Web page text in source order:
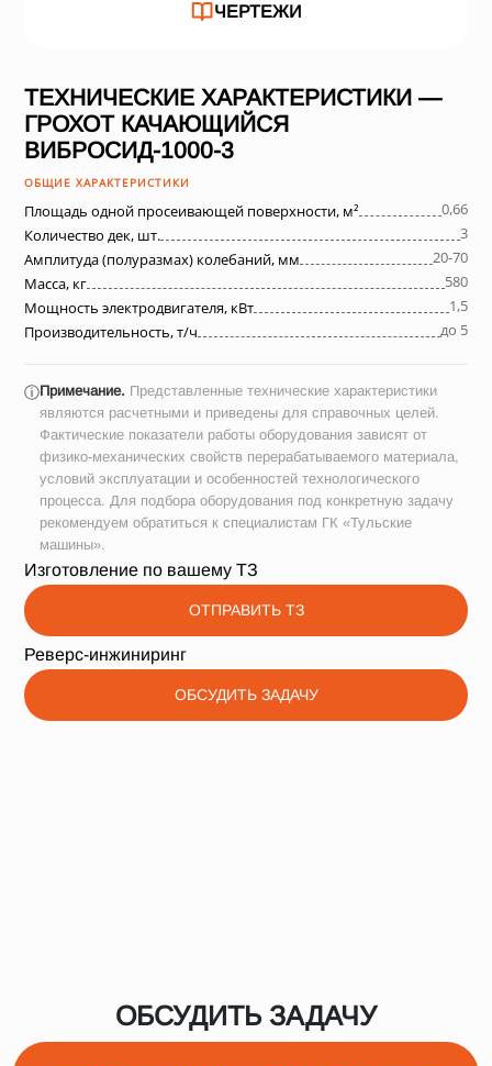
ЧЕРТЕЖИ
ТЕХНИЧЕСКИЕ ХАРАКТЕРИСТИКИ —
ГРОХОТ КАЧАЮЩИЙСЯ
ВИБРОСИД-1000-3
ОБЩИЕ ХАРАКТЕРИСТИКИ
Площадь одной просеивающей поверхности, м²
0,66
Количество дек, шт.
3
Амплитуда (полуразмах) колебаний, мм
20-70
Масса, кг
580
Мощность электродвигателя, кВт
1,5
Производительность, т/ч
до 5
ⓘПримечание. Представленные технические характеристики
являются расчетными и приведены для справочных целей.
Фактические показатели работы оборудования зависят от
физико-механических свойств перерабатываемого материала,
условий эксплуатации и особенностей технологического
процесса. Для подбора оборудования под конкретную задачу
рекомендуем обратиться к специалистам ГК «Тульские
машины».
Изготовление по вашему ТЗ
ОТПРАВИТЬ ТЗ
Реверс-инжиниринг
ОБСУДИТЬ ЗАДАЧУ
ОБСУДИТЬ ЗАДАЧУ